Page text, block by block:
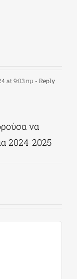
να
2024-2025